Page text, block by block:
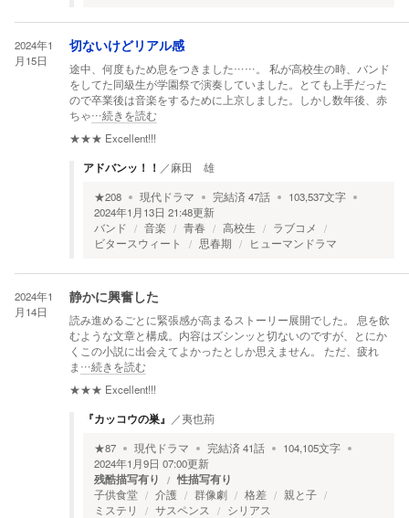
2024年1
月15日
切ないけどリアル感
途中、何度もため息をつきました……。 私が高校生の時、バンド
をしてた同級生が学園祭で演奏していました。とても上手だった
ので卒業後は音楽をするために上京しました。しかし数年後、赤
ちゃ…続きを読む
★★★ Excellent!!!
アドバンッ！！ ／麻田 雄
★208 現代ドラマ 完結済47話 103,537文字
2024年1月13日 21:48更新
バンド
音楽 青春 高校生
ラブコメ
ビタースウィート
思春期 ヒューマンドラマ
2024年1
月14日
静かに興奮した
読み進めるごとに緊張感が高まるストーリー展開でした。 息を飲
むような文章と構成。内容はズシンッと切ないのですが、とにか
くこの小説に出会えてよかったとしか思えません。 ただ、疲れ
ま …続きを読む
★★★ Excellent!!!
『カッコウの巣』 ／夷也荊
★87 現代ドラマ 完結済41話 104,105文字
2024年1月9日 07:00更新
残酷描写有り 性描写有り
子供食堂 介護 群像劇 格差
親と子
ミステリ
サスペンス シリアス